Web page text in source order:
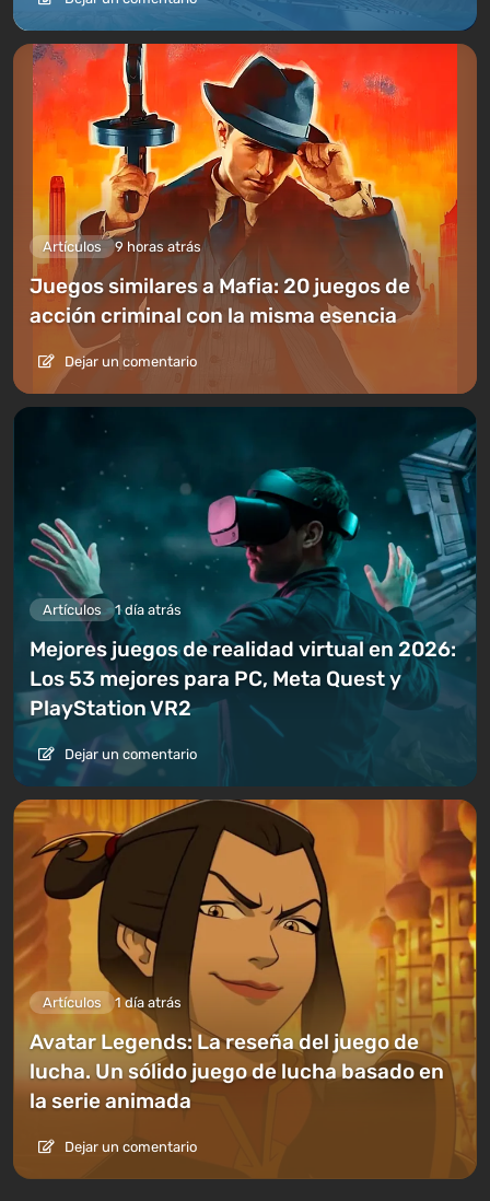
Artículos 9 horas atrás
Juegos similares a Mafia: 20 juegos de
acción criminal con la misma esencia
Dejar un comentario
Artículos 1 día atrás
Mejores juegos de realidad virtual en 2026:
Los 53 mejores para PC, Meta Quest y
PlayStation VR2
Dejar un comentario
Artículos 1 día atrás
Avatar Legends: La reseña del juego de
lucha. Un sólido juego de lucha basado en
la serie animada
Dejar un comentario